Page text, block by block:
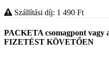
Szállítási díj: 1 490 Ft
PACKETA csomagpont vagy
FIZETÉST KÖVETŐEN